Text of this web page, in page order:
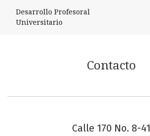
Desarrollo Profesoral
Universitario
Contacto
Calle 170 No. 8-41